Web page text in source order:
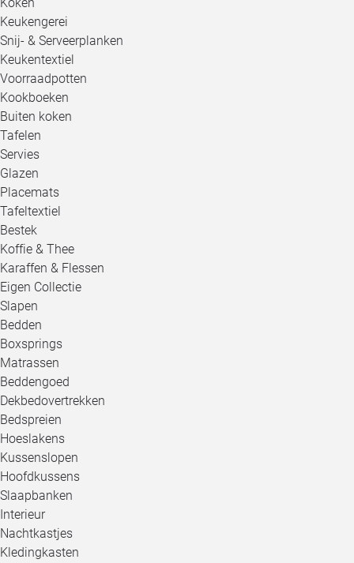
Keukengerei
Snij- & Serveerplanken
Keukentextiel
Voorraadpotten
Kookboeken
Buiten koken
Tafelen
Servies
Glazen
Placemats
Tafeltextiel
Bestek
Koffie & Thee
Karaffen & Flessen
Eigen Collectie
Slapen
Bedden
Boxsprings
Matrassen
Beddengoed
Dekbedovertrekken
Bedspreien
Hoeslakens
Kussenslopen
Hoofdkussens
Slaapbanken
Interieur
Nachtkastjes
Kledingkasten